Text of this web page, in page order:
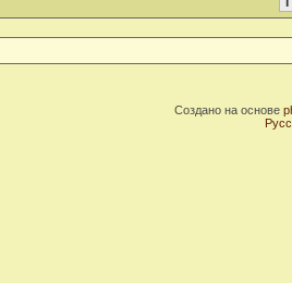
Создано на основе